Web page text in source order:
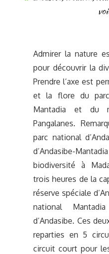
Admirer la nature
pour découvrir la
Prendre l’axe est
et la flore du parc
Mantadia et du
Pangalanes.
parc national
d’Andasibe-
biodiversité à
trois heures de la
réserve spéciale
national
d’Andasibe. Ces
reparties en 5
circuit court pour